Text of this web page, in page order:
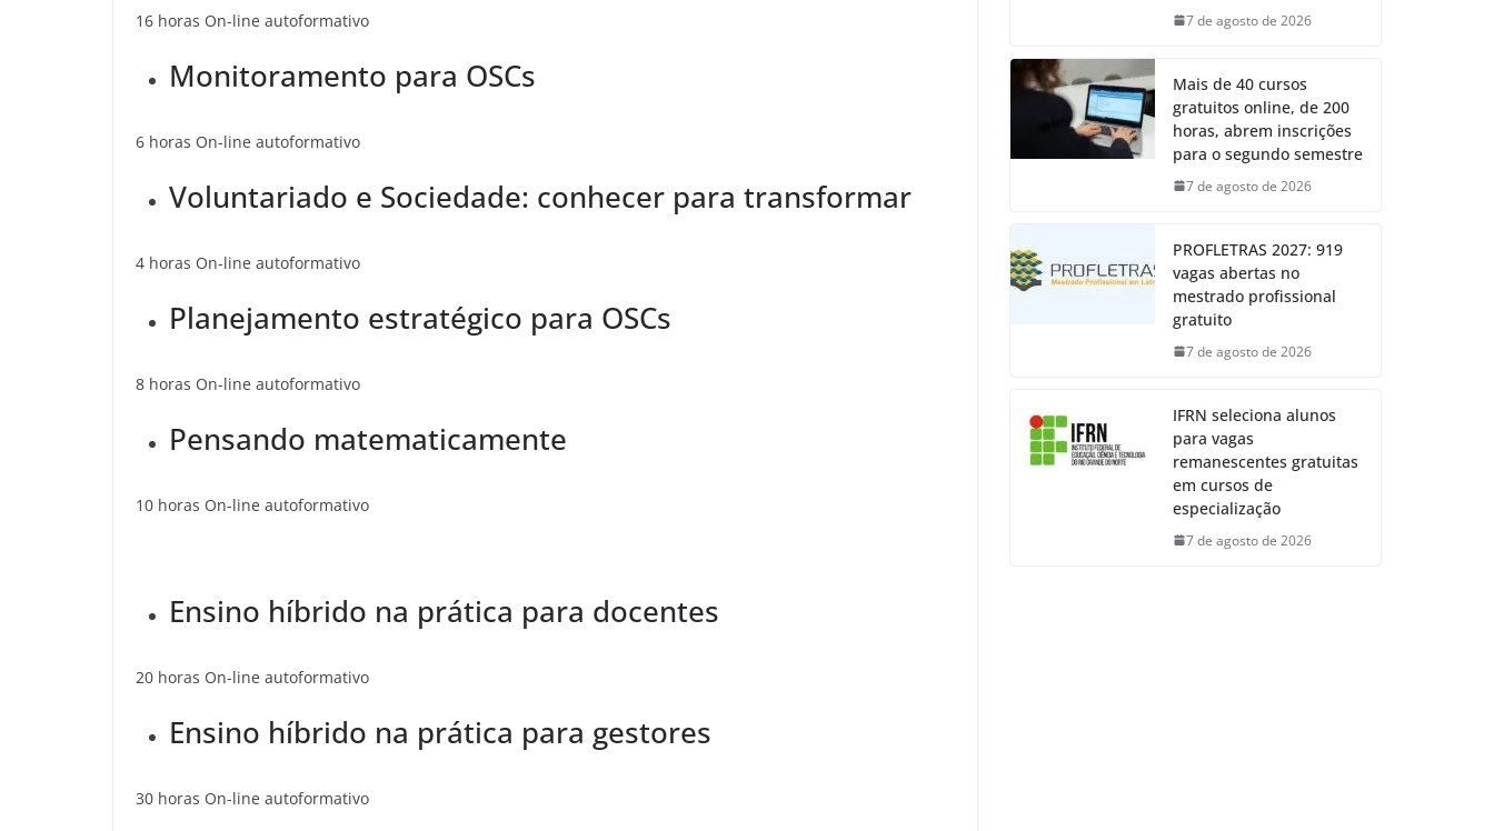
16 horas On-line autoformativo
Monitoramento para OSCs
6 horas On-line autoformativo
Voluntariado e Sociedade: conhecer para transformar
4 horas On-line autoformativo
Planejamento estratégico para OSCs
8 horas On-line autoformativo
Pensando matematicamente
10 horas On-line autoformativo
Ensino híbrido na prática para docentes
20 horas On-line autoformativo
Ensino híbrido na prática para gestores
30 horas On-line autoformativo
7 de agosto de 2026
Mais de 40 cursos
gratuitos online, de 200
horas, abrem inscrições
para o segundo semestre
7 de agosto de 2026
PROFLETRAS 2027: 919
vagas abertas no
mestrado profissional
gratuito
7 de agosto de 2026
IFRN seleciona alunos
para vagas
remanescentes gratuitas
em cursos de
especialização
7 de agosto de 2026